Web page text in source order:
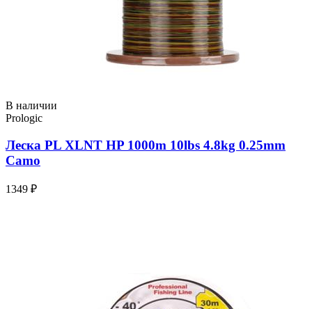
В наличии
Prologic
Леска PL XLNT HP 1000m 10lbs 4.8kg 0.25mm
Camo
1349 ₽